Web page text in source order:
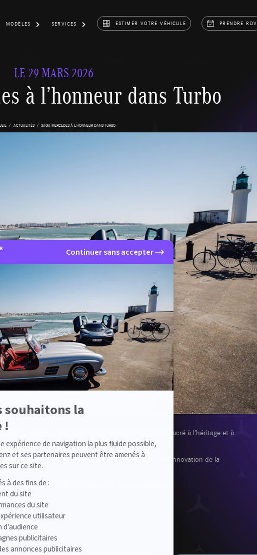
PLUS SUR Continuer sans accepter
souhaitons la
!
expérience de navigation la plus fluide possible,
et ses partenaires peuvent être amenés à
sur ce site.
à des fins de :
du site
du site
utilisateur
d'audience
publicitaires
annonces publicitaires
MODÈLES SERVICES ESTIMER VOTRE VÉHICULE PRENDRE RDV
LE 29 MARS 2026
à l’honneur dans Turbo
ACTUALITÉS SAGA MERCEDES À L’HONNEUR DANS TURBO
un épisode exceptionnel de l’émission Turbo consacré à l’héritage et à
immersion vous plonge au cœur de l’histoire et de l’innovation de la
de demain, l’histoire continue de s’écrire.